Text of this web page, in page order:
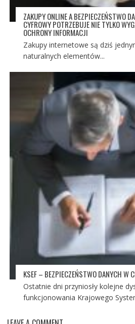
ZAKUPY ONLINE A BEZPIECZEŃSTWO
CYFROWY POTRZEBUJE NIE TYLKO
OCHRONY INFORMACJI
Zakupy internetowe są dziś
naturalnych elementów...
KSEF – BEZPIECZEŃSTWO DANYCH W
Ostatnie dni przyniosły kolejne
funkcjonowania Krajowego